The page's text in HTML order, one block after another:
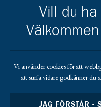
Gå till https://www.mera.se/
Gå till
Vill du ha
Vi använder cookies för att
att surfa vidare godkänner du
JAG FÖRSTÅR -